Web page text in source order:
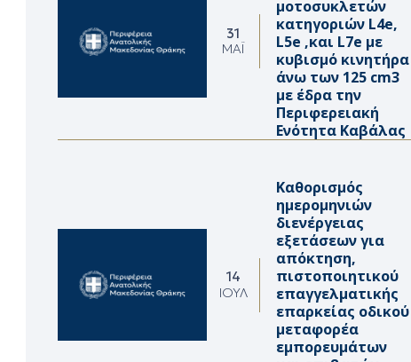
31
ΜΆΙ
μοτοσυκλετών
κατηγοριών L4e,
L5e ,και L7e με
κυβισμό κινητήρα
άνω των 125 cm3
με έδρα την
Περιφερειακή
Ενότητα Καβάλας
14
ΙΟΎΛ
Καθορισμός
ημερομηνιών
διενέργειας
εξετάσεων για
απόκτηση,
πιστοποιητικού
επαγγελματικής
επαρκείας οδικού
μεταφορέα
εμπορευμάτων